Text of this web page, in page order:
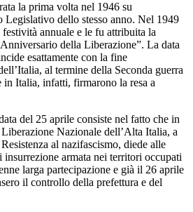
la prima volta nel 1946 su
Legislativo dello stesso anno. Nel 1949
annuale e le fu attribuita la
della Liberazione”. La data
esattamente con la fine
al termine della Seconda guerra
in Italia, infatti, firmarono la resa a
del 25 aprile consiste nel fatto che in
Nazionale dell’Alta Italia, a
al nazifascismo, diede alle
armata nei territori occupati
larga partecipazione e già il 26 aprile
il controllo della prefettura e del